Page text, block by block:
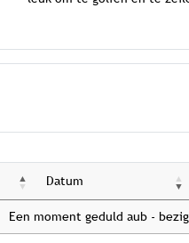
Datum
Een moment geduld aub -